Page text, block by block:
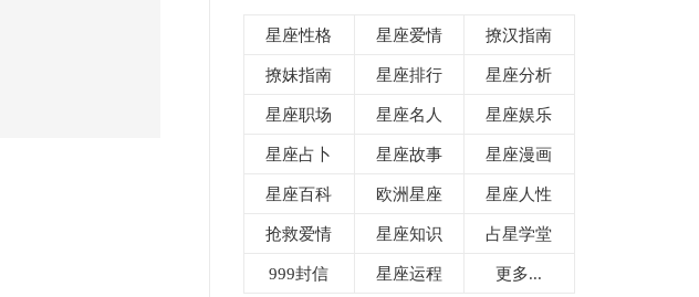
星座性格 星座爱情 撩汉指南
撩妹指南 星座排行 星座分析
星座职场 星座名人 星座娱乐
星座占卜 星座故事 星座漫画
星座百科 欧洲星座 星座人性
抢救爱情 星座知识 占星学堂
999封信 星座运程 更多...